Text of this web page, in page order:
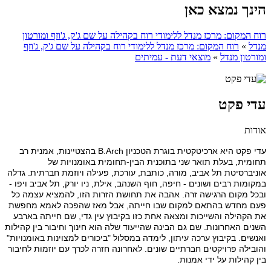
הינך נמצא כאן
רוח המקום: מרכז מנדל ללימודי רוח בקהילה על שם ג'ק, ג'וזף ומורטון
מנדל » רוח המקום: מרכז מנדל ללימודי רוח בקהילה על שם ג'ק, ג'וזף
ומורטון מנדל » מוצאי דעת - עמיתים
עדי פקט
אודות
עדי פקט היא ארכיטקטית בוגרת הטכניון
B.Arch בהצטיינות, אמנית רב
תחומית, בעלת תואר שני בתוכנית הבין-תחומית באומנויות של
אוניברסיטת תל אביב, מורה, כותבת, עורכת, פעילה ויוזמת חברתית. גדלה
במקומות רבים ושונים - חיפה, חוף השנהב, אילת, ניו יורק, תל אביב ויפו -
ובכל מקום הרגישה זרה. אהבה את תחושת הזרות הזו, להמציא עצמה כל
פעם מחדש בהתאם למקום שבו חייתה, אבל מאז שהפכה לאמא מחפשת
את הקהילה והשייכות ומצאה אחת כזו בקיבוץ עין גדי, שם חייתה בארבע
השנים האחרונות. שם גם הבינה שהייעוד שלה הוא חינוך וחיבור בין קהילות
ואנשים. בקיבוץ ערכה עיתון, לימדה במסלול "ביכורים למצוינות באומנויות"
והובילה פרויקטים חברתיים שונים. לאחרונה חזרה לכרך עם יוזמות לחיבור
בין קהילות על ידי אמנות.